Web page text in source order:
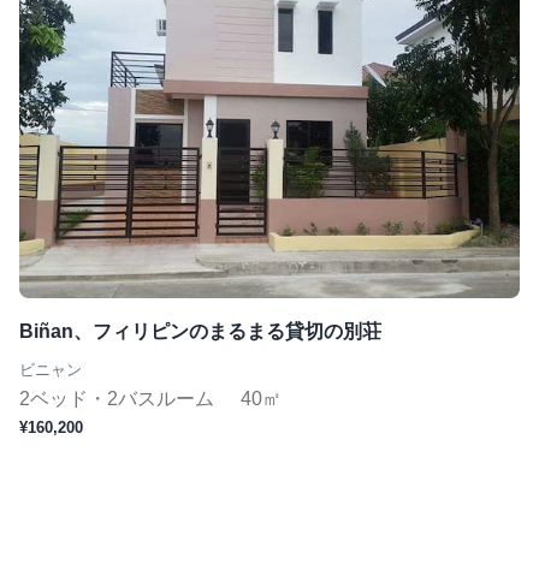
Biñan、フィリピンのまるまる貸切の別荘
ビニャン
2ベッド・2バスルーム 40㎡
¥160,200